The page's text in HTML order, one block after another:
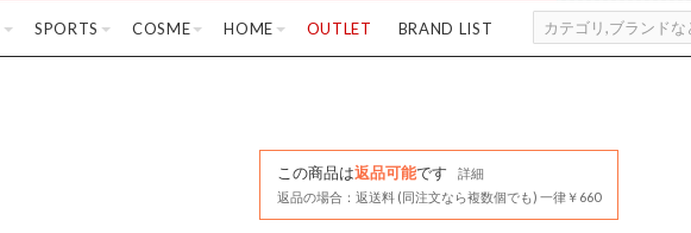
SPORTS COSME HOME OUTLET BRAND LIST
この商品は返品可能です
詳細
返品の場合：返送料 (同注文なら複数個でも) 一律￥660